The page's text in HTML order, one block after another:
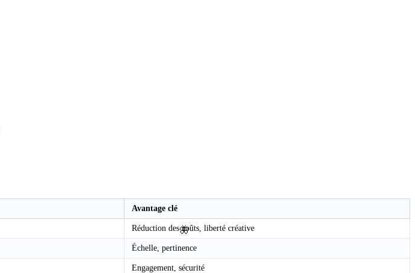
🦋
Avantage clé
Réduction des coûts, liberté créative
Échelle, pertinence
Engagement, sécurité